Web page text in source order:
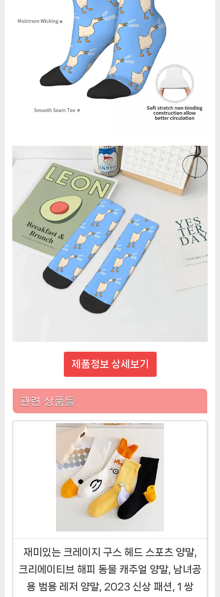
제품정보 상세보기
관련 상품들
재미있는 크레이지 구스 헤드 스포츠 양말,
크리에이티브 해피 동물 캐주얼 양말, 남녀공
용 범용 레저 양말, 2023 신상 패션, 1 쌍